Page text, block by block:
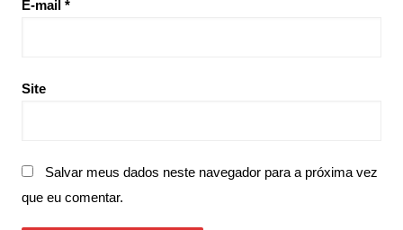
E-mail *
Site
Salvar meus dados neste navegador para a próxima vez
que eu comentar.